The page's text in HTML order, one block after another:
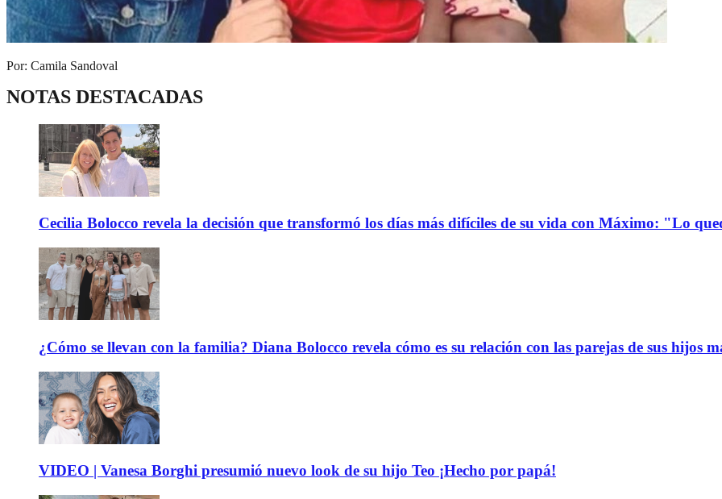
Por: Camila Sandoval
NOTAS DESTACADAS
Cecilia Bolocco revela la decisión que transformó los días más difíciles de su vida con Máximo: "Lo
¿Cómo se llevan con la familia? Diana Bolocco revela cómo es su relación con las parejas de sus hijos
VIDEO | Vanesa Borghi presumió nuevo look de su hijo Teo ¡Hecho por papá!